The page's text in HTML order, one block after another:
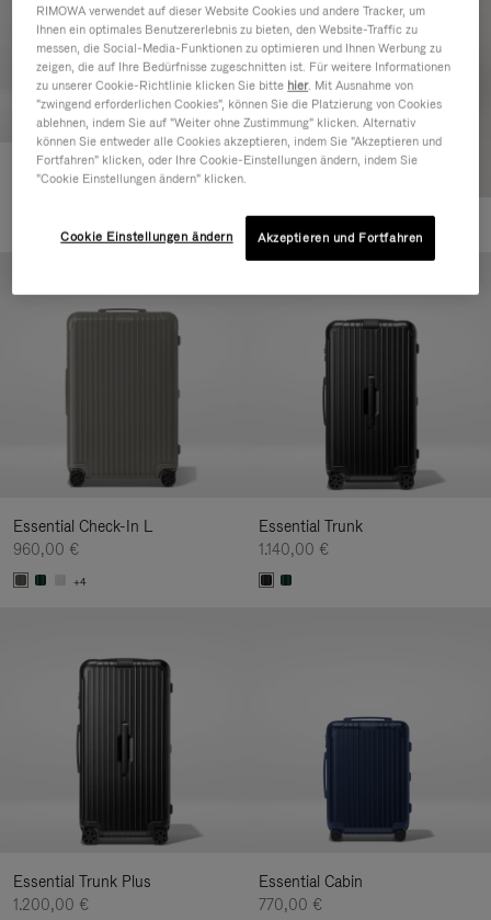
Essential Cabin
Essential Check-In L
960,00 €
+4
Essential Trunk
1.140,00 €
Essential Trunk Plus
1.200,00 €
Essential Cabin
770,00 €
RIMOWA verwendet auf dieser Website Cookies und andere Tracker, um
Ihnen ein optimales Benutzererlebnis zu bieten, den Website-Traffic zu
messen, die Social-Media-Funktionen zu optimieren und Ihnen Werbung zu
zeigen, die auf Ihre Bedürfnisse zugeschnitten ist. Für weitere Informationen
zu unserer Cookie-Richtlinie klicken Sie bitte hier. Mit Ausnahme von
"zwingend erforderlichen Cookies", können Sie die Platzierung von Cookies
ablehnen, indem Sie auf "Weiter ohne Zustimmung" klicken. Alternativ
können Sie entweder alle Cookies akzeptieren, indem Sie "Akzeptieren und
Fortfahren" klicken, oder Ihre Cookie-Einstellungen ändern, indem Sie
"Cookie Einstellungen ändern" klicken.
Cookie Einstellungen ändern Akzeptieren und Fortfahren